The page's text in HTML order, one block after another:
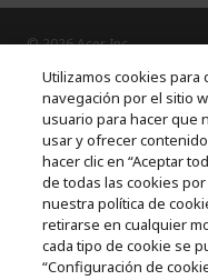
© 2026 Acer Inc.
CPYou BV es el
productos y servicios
Incluida la aportación
110/2015, inscrita en el
RD. 106/2008, inscrita en
sistemas integrales de
Utilizamos cookies
navegación por el sitio
usuario para hacer que
usar y ofrecer
hacer clic en “Aceptar
de todas las cookies
nuestra política de
retirarse en cualquier
cada tipo de cookie se
“Configuración de